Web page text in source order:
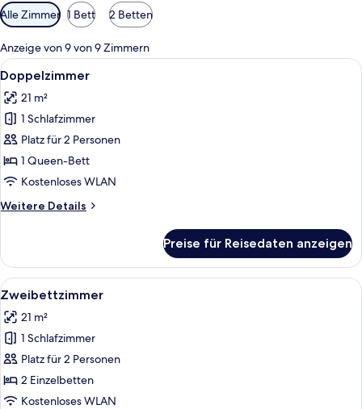
Verfügbare
Filter
für
Zimmer
Alle Zimmer 1 Bett 2 Betten
Anzeige von 9 von 9 Zimmern
Alle
Fotos
für
Doppelzimmer
anzeigen
Ein modernes Hotelzimmer mit Bett,
7
Doppelzimmer
21 m²
1 Schlafzimmer
Platz für 2 Personen
1 Queen-Bett
Kostenloses WLAN
Weitere Details
Weitere
Preise für Reisedaten anzeigen
Alle
Fotos
für
Zweibettzimmer
anzeigen
Ein Doppelbett mit einer hellblauen
6
Zweibettzimmer
21 m²
1 Schlafzimmer
Platz für 2 Personen
2 Einzelbetten
Kostenloses WLAN